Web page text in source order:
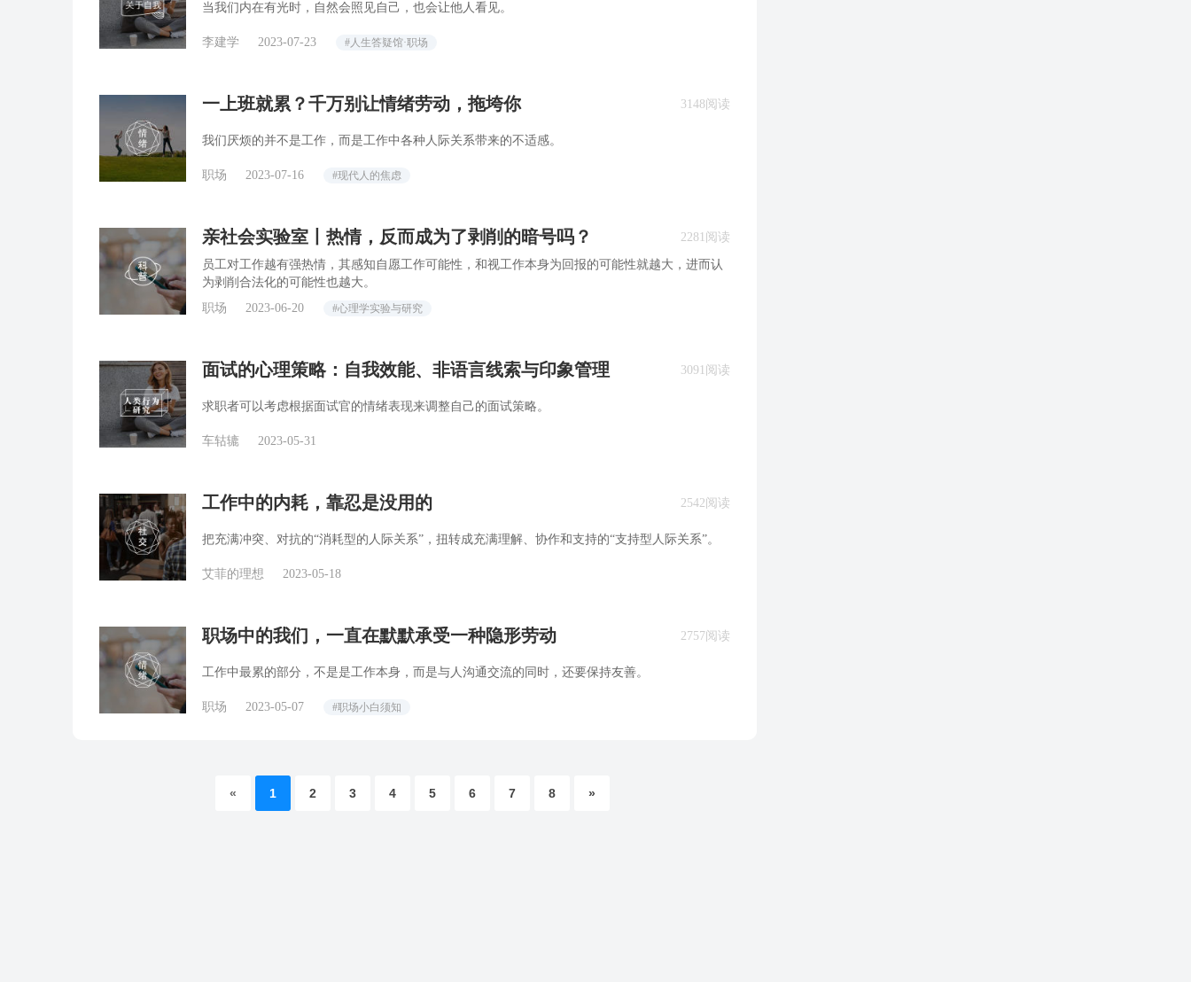
当我们内在有光时，自然会照见自己，也会让他人看见。
李建学 2023-07-23 #人生答疑馆·职场
一上班就累？千万别让情绪劳动，拖垮你
我们厌烦的并不是工作，而是工作中各种人际关系带来的不适感。
职场 2023-07-16 #现代人的焦虑
3148阅读
亲社会实验室丨热情，反而成为了剥削的暗号吗？
员工对工作越有强热情，其感知自愿工作可能性，和视工作本身为回报的可能性就越大，进而认
为剥削合法化的可能性也越大。
职场
2023-06-20 #心理学实验与研究
2281阅读
面试的心理策略：自我效能、非语言线索与印象管理
求职者可以考虑根据面试官的情绪表现来调整自己的面试策略。
车轱辘 2023-05-31
3091阅读
工作中的内耗，靠忍是没用的
把充满冲突、对抗的“消耗型的人际关系”，扭转成充满理解、协作和支持的“支持型人际关系”。
艾菲的理想 2023-05-18
2542阅读
职场中的我们，一直在默默承受一种隐形劳动
工作中最累的部分，不是是工作本身，而是与人沟通交流的同时，还要保持友善。
职场 2023-05-07 #职场小白须知
2757阅读
« 1 2 3 4 5 6 7 8 »